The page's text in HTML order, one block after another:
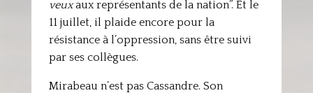
veuxaux représentants de la nation”. Et le
11 juillet, il plaide encore pour la
résistance à l’oppression, sans être suivi
par ses collègues.
Mirabeau n’est pas Cassandre. Son